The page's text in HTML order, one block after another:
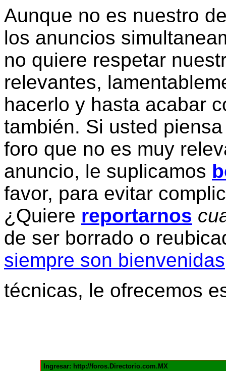
Aunque no es nuestro
los anuncios
no quiere respetar
relevantes,
hacerlo y hasta acabar
también. Si usted
foro que no es muy
anuncio, le suplicamos
favor, para evitar
¿Quiere reportarnos
de ser borrado o
siempre son bienvenidas
técnicas, le ofrecemos
Ingresar: http://foros.Directorio.com.MX